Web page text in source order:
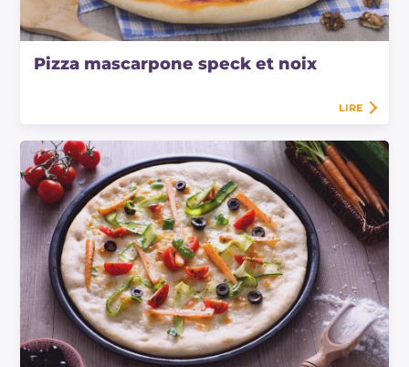
Pizza mascarpone speck et noix
LIRE